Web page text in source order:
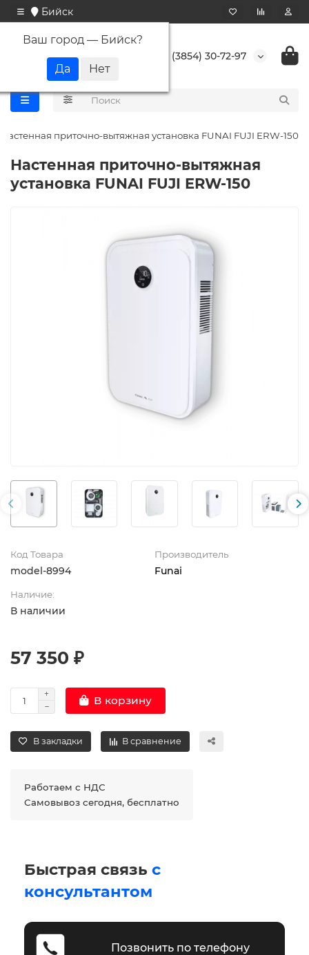
Бийск
Ваш город — Бийск?
+7 (3854) 30-72-97
Настенная приточно-вытяжная установка FUNAI FUJI ERW-150
Настенная приточно-вытяжная
установка FUNAI FUJI ERW-150
Код Товара
model-8994
Производитель
Funai
Наличие:
В наличии
57 350 ₽
В корзину
В закладки В сравнение
Работаем с НДС
Самовывоз сегодня, бесплатно
Быстрая связь с
консультантом
Позвонить по телефону